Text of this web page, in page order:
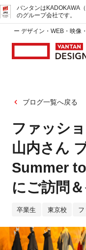
バンタンはKADOKAWA
のグループ会社です。
ー デザイン・WEB・映像
ブログ一覧へ戻る
ファッシ
山内さん
Summer
にご訪問
卒業生 東京校